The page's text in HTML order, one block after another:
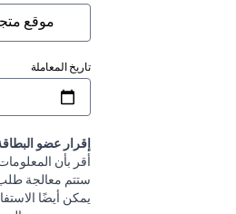
تاريخ المعاملة
إقرار عضو
أقر بأن
ستتم معالجة طلب خطة التقسيط
يمكن أيضًا الاستفادة من